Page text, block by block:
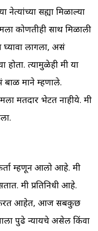
नेत्यांच्या सह्या मिळाल्या
कोणतीही साथ मिळाली
घ्यावा लागला, असं
होता. त्यामुळेही मी या
माने म्हणाले.
मतदार भेटत नाहीये. मी
म्हणून आलो आहे. मी
मी प्रतिनिधी आहे.
करत आहेत, आज सबकुछ
पुढे न्यायचे असेल किंवा